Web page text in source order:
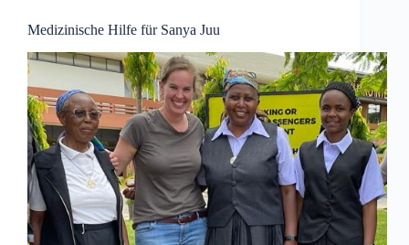
Medizinische Hilfe für Sanya Juu